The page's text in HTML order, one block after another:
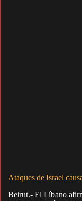
Ataques de Israel
Beirut.- El Líbano